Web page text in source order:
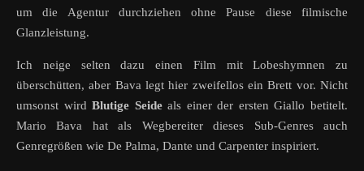
um die Agentur durchziehen ohne Pause diese filmische
Glanzleistung.
Ich neige selten dazu einen Film mit Lobeshymnen zu
überschütten, aber Bava legt hier zweifellos ein Brett vor. Nicht
umsonst wirdBlutige Seideals einer der ersten Giallo betitelt.
Mario Bava hat als Wegbereiter dieses Sub-Genres auch
Genregrößen wie De Palma, Dante und Carpenter inspiriert.